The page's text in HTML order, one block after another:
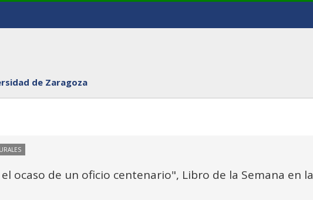
de Zaragoza
ocaso de un oficio centenario", Libro de la Semana en la